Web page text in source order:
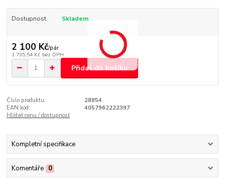
Dostupnost Skladem
2 100 Kč/pár
1 735,54 Kč bez DPH
Přidat do košíku
Číslo produktu:
28854
EAN kód:
4057962222397
Hlídat cenu / dostupnost
Kompletní specifikace
Komentáře 0